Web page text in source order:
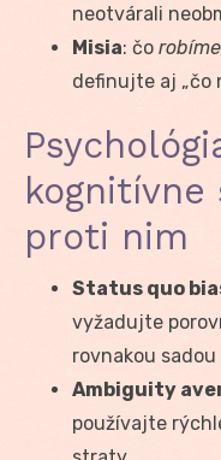
neotvárali
Misia: čo robíme
definujte aj „čo
kognitívne
proti nim
Status quo
vyžadujte
rovnakou
Ambiguity
používajte